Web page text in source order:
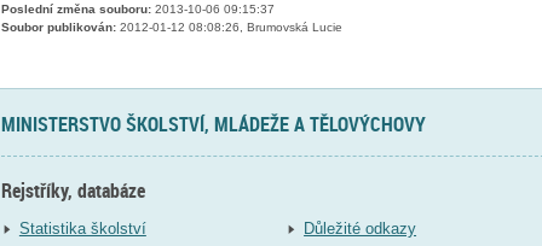
Poslední změna souboru:2013-10-06 09:15:37
Soubor publikován:2012-01-12 08:08:26, Brumovská Lucie
MINISTERSTVO ŠKOLSTVÍ, MLÁDEŽE A TĚLOVÝCHOVY
Rejstříky, databáze
Statistika školství
Důležité odkazy